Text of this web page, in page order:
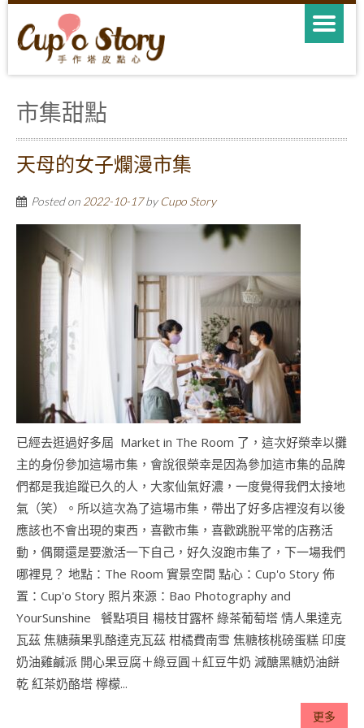
市集甜點
天母的女子爛漫市集
Posted on 2022-10-17by Cupo Story
已經去逛過好多屆 Market in The Room 了，這次好榮幸以攤
主的身份參加這場市集，會說很榮幸是因為參加這市集的品牌
們都是我追蹤已久的人，大家仙氣好濃，一度覺得我們太接地
氣（笑）。所以這次為了這場市集，帶出了好多店裡沒有以後
應該也不會出現的東西，喜歡市集，喜歡跳脫平常的店務活
動，偶爾還是要激活一下自己，好久沒跑市集了，下一場我們
哪裡見？ 地點：The Room 實景空間 點心：Cup'o Story 佈
置：Cup'o Story 照片來源：Bao Photography and
YourSunshine 餐點項目 楊枝甘露杯 綠茶葡萄塔 情人果達克
瓦茲 焦糖蘋果乳酪達克瓦茲 柑橘費南雪 焦糖核桃磅蛋糕 印度
奶油雞鹹派 開心果豆腐＋綠豆圓＋紅豆牛奶 減醣黑糖奶油餅
乾 紅茶奶酪塔 檸檬...
更多